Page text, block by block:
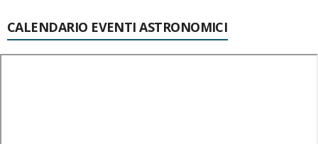
CALENDARIO EVENTI ASTRONOMICI